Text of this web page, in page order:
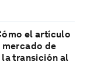
el artículo
de
transición al